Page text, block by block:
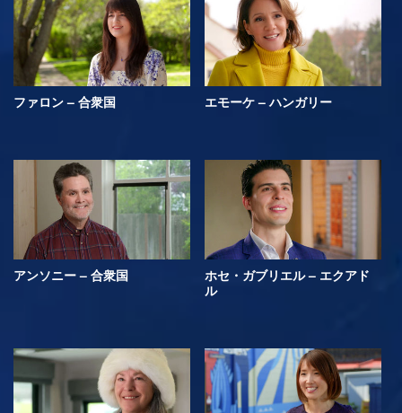
ファロン – 合衆国 エモーケ – ハンガリー
アンソニー – 合衆国
ホセ・ガブリエル – エクアド
ル